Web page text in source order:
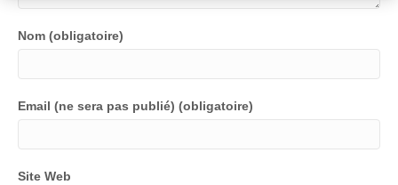
Nom (obligatoire)
Email (ne sera pas publié) (obligatoire)
Site Web